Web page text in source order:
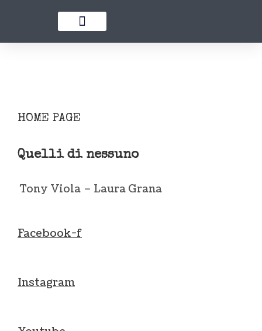
COME AIUTARCI
HOME PAGE
Quelli di nessuno
Tony Viola – Laura Grana
Facebook-f
Instagram